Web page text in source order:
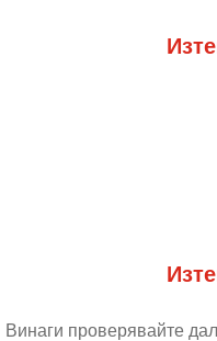
Винаги проверявайте